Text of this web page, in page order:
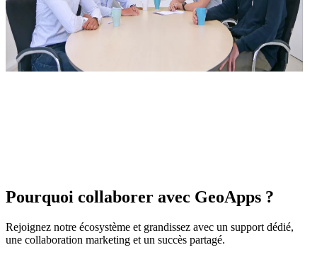
Pourquoi collaborer avec GeoApps ?
Rejoignez notre écosystème et grandissez avec un support dédié,
une collaboration marketing et un succès partagé.